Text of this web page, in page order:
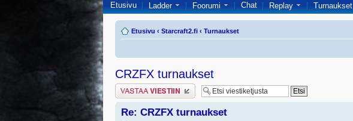
Etusivu Ladder Foorumi Chat Replay Turnaukset
Etusivu ‹ Starcraft2.fi ‹ Turnaukset
CRZFX turnaukset
Lähetä vastaus
Re: CRZFX turnaukset